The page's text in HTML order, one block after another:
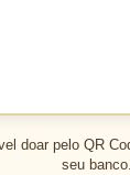
doar pelo QR
seu banco.